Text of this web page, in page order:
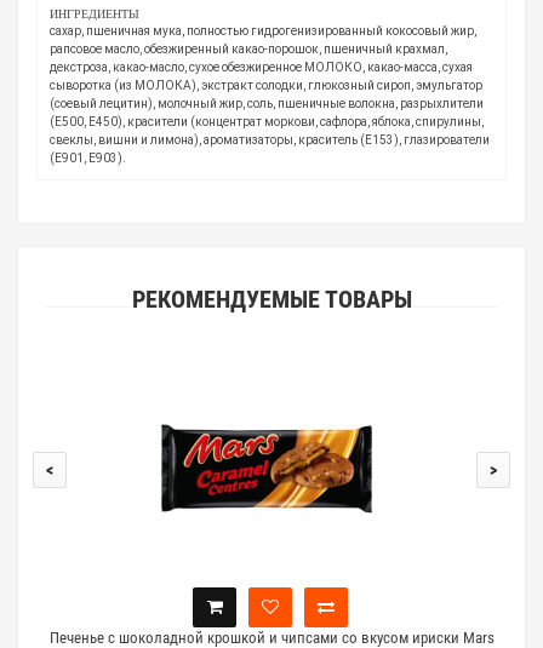
ИНГРЕДИЕНТЫ
сахар, пшеничная мука, полностью гидрогенизированный кокосовый жир,
рапсовое масло, обезжиренный какао-порошок, пшеничный крахмал,
декстроза, какао-масло, сухое обезжиренное МОЛОКО, какао-масса, сухая
сыворотка (из МОЛОКА), экстракт солодки, глюкозный сироп, эмульгатор
(соевый лецитин), молочный жир, соль, пшеничные волокна, разрыхлители
(E500, E450), красители (концентрат моркови, сафлора, яблока, спирулины,
свеклы, вишни и лимона), ароматизаторы, краситель (E153), глазирователи
(E901, E903).
РЕКОМЕНДУЕМЫЕ ТОВАРЫ
Печенье с шоколадной крошкой и чипсами со вкусом ириски Mars
< >